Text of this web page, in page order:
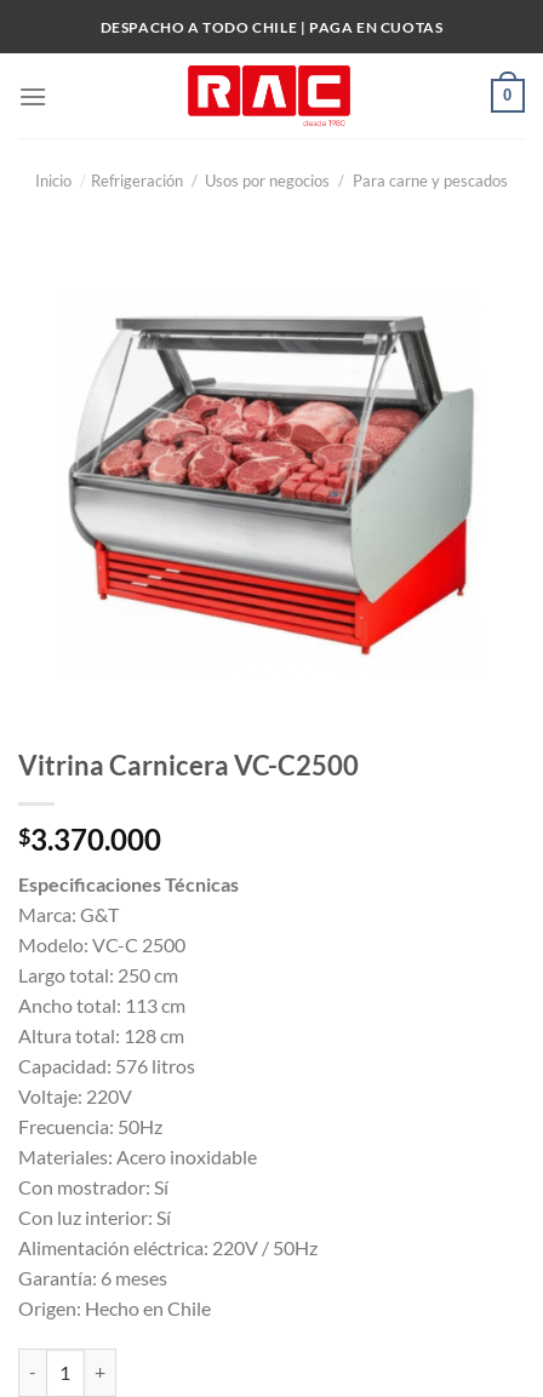
DESPACHO A TODO CHILE | PAGA EN CUOTAS
0
Inicio / Refrigeración / Usos por negocios / Para carne y pescados
Vitrina Carnicera VC-C2500
$3.370.000
Especificaciones Técnicas
Marca: G&T
Modelo: VC-C 2500
Largo total: 250 cm
Ancho total: 113 cm
Altura total: 128 cm
Capacidad: 576 litros
Voltaje: 220V
Frecuencia: 50Hz
Materiales: Acero inoxidable
Con mostrador: Sí
Con luz interior: Sí
Alimentación eléctrica: 220V / 50Hz
Garantía: 6 meses
Origen: Hecho en Chile